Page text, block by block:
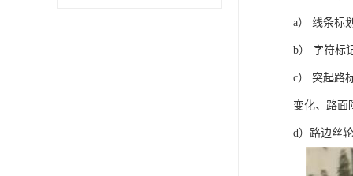
a） 线条标
b） 字符标
c） 突起路
变化、路面
d）路边丝